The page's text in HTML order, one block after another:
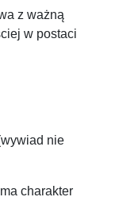
z ważną
w postaci
nie
charakter